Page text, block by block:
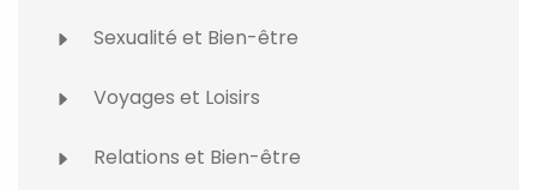
Sexualité et Bien-être
Voyages et Loisirs
Relations et Bien-être